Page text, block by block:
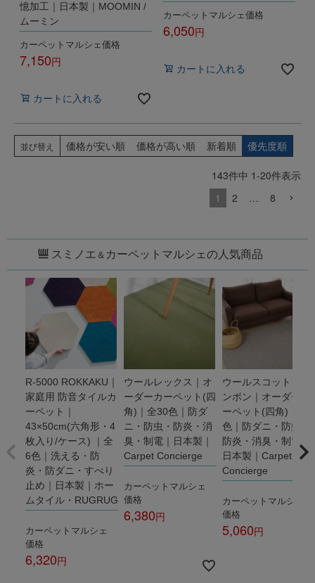
憶加工｜日本製｜MOOMIN /
ムーミン
カーペットマルシェ価格
7,150
カートに入れる
カーペットマルシェ価格
6,050
カートに入れる
並び替え 価格が安い順 価格が高い順 新着順 優先度順
143件中 1-20件表示
1
2 … 8
スミノエ＆ カーペットマルシェの人気商品
R-5000 ROKKAKU｜
家庭用 防音タイルカ
ーペット｜
43×50cm(六角形・4
枚入り/ケース) ｜全
6色｜洗える・防
炎・防ダニ・すべり
止め｜日本製｜ホー
ムタイル・RUGRUG
カーペットマルシェ
価格
6,320
ウールレックス｜オ
ーダーカーペット(四
角)｜全30色｜防ダ
ニ・防虫・防炎・消
臭・制電｜日本製｜
Carpet Concierge
カーペットマルシェ
価格
6,380
ウールスコット ヘリ
ンボン｜オーダーカ
ーペット(四角)｜全3
色｜防ダニ・防虫・
防炎・消臭・制電｜
日本製｜Carpet
Concierge
カーペットマルシェ
価格
5,060